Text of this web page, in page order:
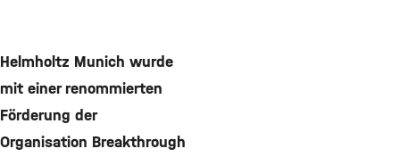
Helmholtz Munich wurde
mit einer renommierten
Förderung der
Organisation Breakthrough